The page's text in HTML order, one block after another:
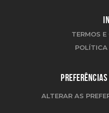
TERMOS E
POLÍTICA
ALTERAR AS